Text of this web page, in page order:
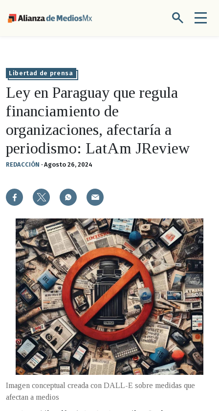
Libertad de prensa
Ley en Paraguay que regula
financiamiento de
organizaciones, afectaría a
periodismo: LatAm JReview
REDACCIÓN · Agosto 26, 2024
Imagen conceptual creada con DALL-E sobre medidas que
afectan a medios